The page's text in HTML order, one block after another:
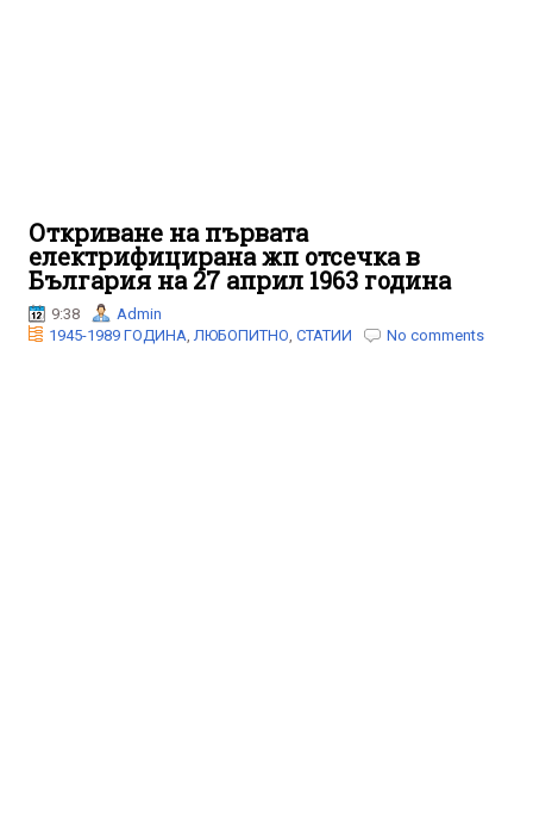
Откриване на първата
електрифицирана жп отсечка в
България на 27 април 1963 година
9:38
Admin
1945-1989 ГОДИНА,ЛЮБОПИТНО, СТАТИИ No comments